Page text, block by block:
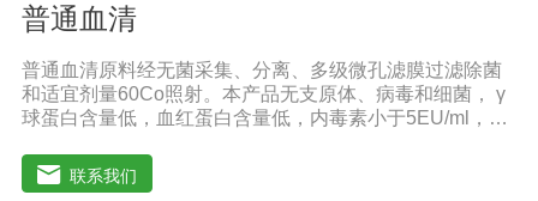
普通血清
普通血清原料经无菌采集、分离、多级微孔滤膜过滤除菌
和适宜剂量60Co照射。本产品无支原体、病毒和细菌， γ
球蛋白含量低，血红蛋白含量低，内毒素小于5EU/ml，具
扩增及单克隆抗体的制备和疫苗的研制及生产。质量标
准：符合《中华人民共和国兽药典》2020版质量标准。规
联系我们